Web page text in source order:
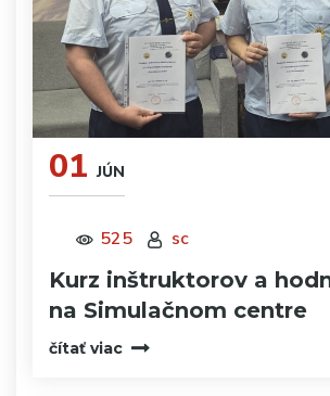
01 JÚN
525 sc
Kurz inštruktorov a
na Simulačnom centre
čítať viac